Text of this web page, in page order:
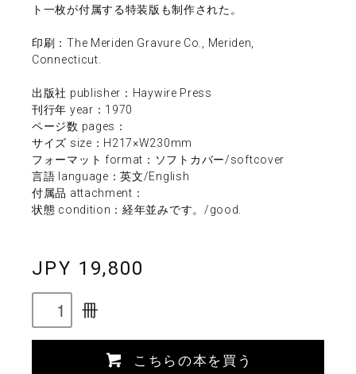
ト一枚が付属する特装版も制作された。
印刷：The Meriden Gravure Co., Meriden,
Connecticut.
出版社 publisher：Haywire Press
刊行年 year：1970
ページ数 pages：
サイズ size：H217×W230mm
フォーマット format：ソフトカバー/softcover
言語 language：英文/English
付属品 attachment：
状態 condition：経年並みです。/good.
JPY 19,800
冊
こちらの本を買う